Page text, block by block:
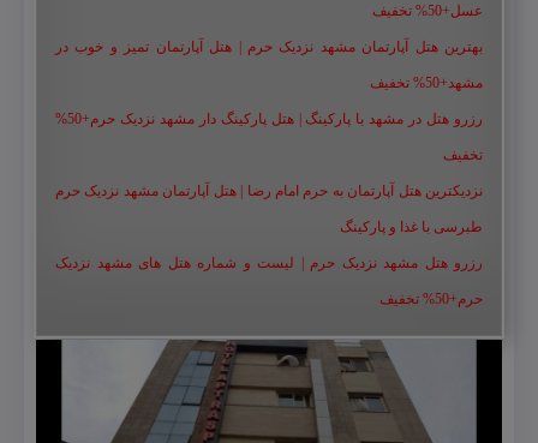
عسل+50% تخفیف
بهترین هتل آپارتمان مشهد نزدیک حرم | هتل آپارتمان تمیز و خوب در
مشهد+50% تخفیف
رزرو هتل در مشهد با پارکینگ | هتل پارکینگ دار مشهد نزدیک حرم+50%
تخفیف
نزدیکترین هتل آپارتمان به حرم امام رضا | هتل آپارتمان مشهد نزدیک حرم
طبرسی با غذا و پارکینگ
رزرو هتل مشهد نزدیک حرم | لیست و شماره هتل های مشهد نزدیک
حرم+50% تخفیف